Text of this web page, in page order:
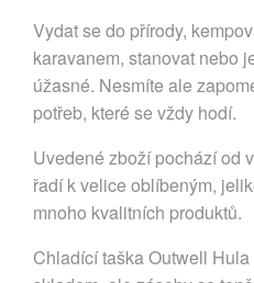
Vydat se do přírody,
karavanem, stanovat nebo
úžasné. Nesmíte ale
potřeb, které se vždy hodí.
Uvedené zboží pochází od
řadí k velice oblíbeným,
mnoho kvalitních produktů.
Chladící taška Outwell